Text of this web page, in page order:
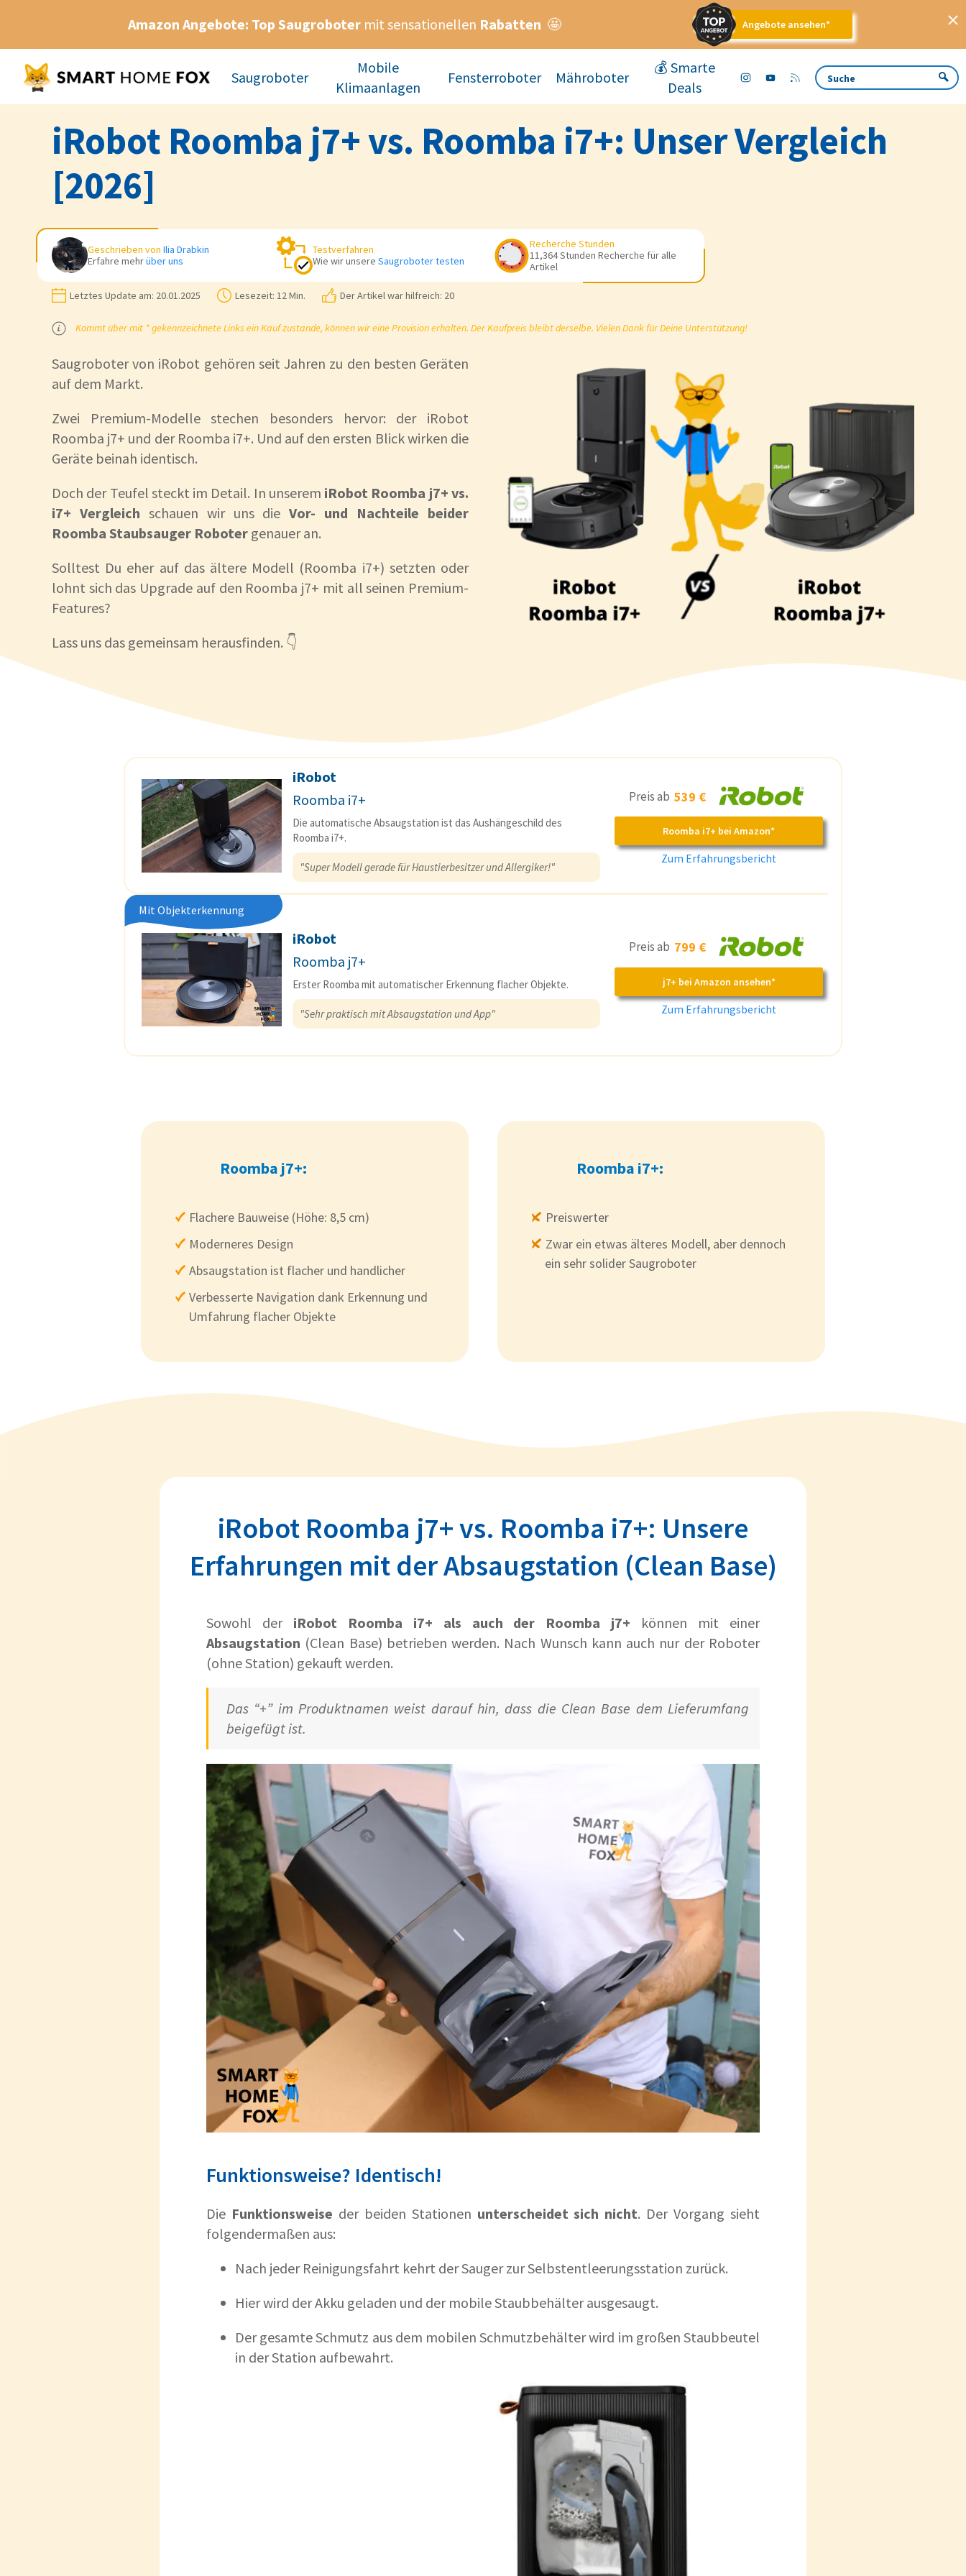
Amazon Angebote: Top Saugrobotermit sensationellen Rabatten 🤩 Angebote ansehen*
Saugroboter
Mobile
Klimaanlagen
Fensterroboter Mähroboter
💰 Smarte
Deals
iRobot Roomba j7+ vs. Roomba i7+: Unser Vergleich
[2026]
Geschrieben von Ilia Drabkin
Erfahre mehrüber uns
Testverfahren
Wie wir unsere Saugroboter testen
Recherche Stunden
11,364 Stunden Recherche für alle
Artikel
Letztes Update am: 20.01.2025 Lesezeit: 12 Min. Der Artikel war hilfreich: 20
Kommt über mit * gekennzeichnete Links ein Kauf zustande, können wir eine Provision erhalten. Der Kaufpreis bleibt derselbe. Vielen Dank für Deine Unterstützung!
Saugroboter von iRobot gehören seit Jahren zu den besten Geräten
auf dem Markt.
Zwei Premium-Modelle stechen besonders hervor: der iRobot
Roomba j7+ und der Roomba i7+. Und auf den ersten Blick wirken die
Geräte beinah identisch.
Doch der Teufel steckt im Detail. In unserem iRobot Roomba j7+ vs.
i7+ Vergleich schauen wir uns dieVor- und Nachteile beider
Roomba Staubsauger Roboter genauer an.
Solltest Du eher auf das ältere Modell (Roomba i7+) setzten oder
lohnt sich das Upgrade auf den Roomba j7+ mit all seinen Premium-
Features?
Lass uns das gemeinsam herausfinden. 👇
iRobot
Roomba i7+
Die automatische Absaugstation ist das Aushängeschild des
Roomba i7+.
"Super Modell gerade für Haustierbesitzer und Allergiker!"
Preis ab 539 €
Roomba i7+ bei Amazon*
Zum Erfahrungsbericht
Mit Objekterkennung
iRobot
Roomba j7+
Erster Roomba mit automatischer Erkennung flacher Objekte.
"Sehr praktisch mit Absaugstation und App"
Preis ab 799 €
j7+ bei Amazon ansehen*
Zum Erfahrungsbericht
Roomba j7+:
Flachere Bauweise (Höhe: 8,5 cm)
Moderneres Design
Absaugstation ist flacher und handlicher
Verbesserte Navigation dank Erkennung und
Umfahrung flacher Objekte
Roomba i7+:
Preiswerter
Zwar ein etwas älteres Modell, aber dennoch
ein sehr solider Saugroboter
iRobot Roomba j7+ vs. Roomba i7+: Unsere
Erfahrungen mit der Absaugstation (Clean Base)
Sowohl der iRobot Roomba i7+ als auch der Roomba j7+ können mit einer
Absaugstation (Clean Base) betrieben werden. Nach Wunsch kann auch nur der Roboter
(ohne Station) gekauft werden.
Das “+” im Produktnamen weist darauf hin, dass die Clean Base dem Lieferumfang
beigefügt ist.
Funktionsweise? Identisch!
Die Funktionsweise der beiden Stationen unterscheidet sich nicht. Der Vorgang sieht
folgendermaßen aus:
Nach jeder Reinigungsfahrt kehrt der Sauger zur Selbstentleerungsstation zurück.
Hier wird der Akku geladen und der mobile Staubbehälter ausgesaugt.
Der gesamte Schmutz aus dem mobilen Schmutzbehälter wird im großen Staubbeutel
in der Station aufbewahrt.